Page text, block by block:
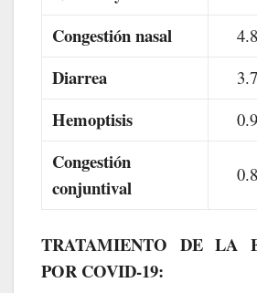
Congestión nasal 4.8
Diarrea 3.7
Hemoptisis 0.9
Congestión
conjuntival
0.8
TRATAMIENTO DE LA
POR COVID-19: